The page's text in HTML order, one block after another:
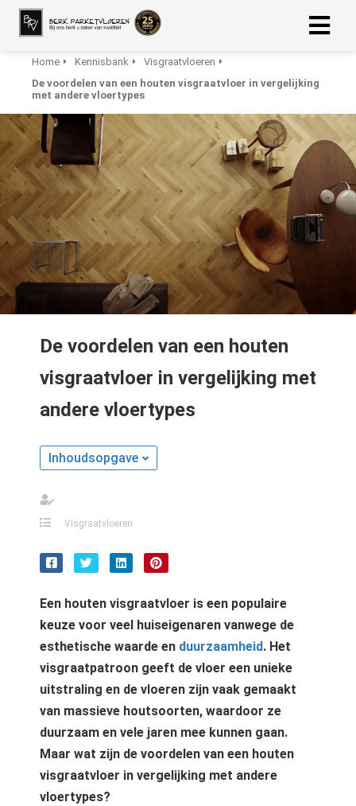
Home Kennisbank
Visgraatvloeren
De voordelen van een houten visgraatvloer in vergelijking
met andere vloertypes
De voordelen van een houten
visgraatvloer in vergelijking met
andere vloertypes
Inhoudsopgave
Visgraatvloeren
Een houten visgraatvloer is een populaire
keuze voor veel huiseigenaren vanwege de
esthetische waarde en duurzaamheid. Het
visgraatpatroon geeft de vloer een unieke
uitstraling en de vloeren zijn vaak gemaakt
van massieve houtsoorten, waardoor ze
duurzaam en vele jaren mee kunnen gaan.
Maar wat zijn de voordelen van een houten
visgraatvloer in vergelijking met andere
vloertypes?
Policy
zijn
om
te
Ze
over
gebruikt
te
Hierdoor